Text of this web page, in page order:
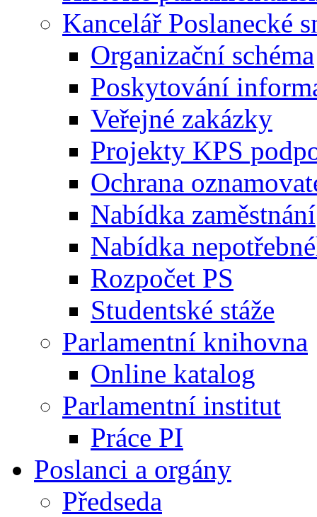
Kancelář Poslanecké
Organizační schéma
Poskytování
Veřejné zakázky
Projekty KPS
Ochrana
Nabídka zaměstnání
Nabídka
Rozpočet PS
Studentské stáže
Parlamentní knihovna
Online katalog
Parlamentní institut
Práce PI
Poslanci a orgány
Předseda